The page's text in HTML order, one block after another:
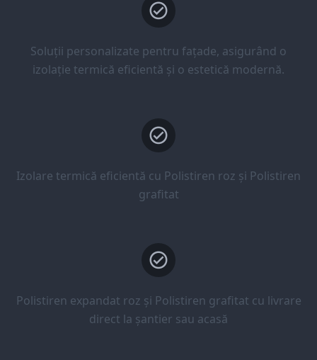
Soluții personalizate pentru fațade, asigurând o
izolație termică eficientă și o estetică modernă.
Izolare termică eficientă cu Polistiren roz și Polistiren
grafitat
Polistiren expandat roz și Polistiren grafitat cu livrare
direct la șantier sau acasă